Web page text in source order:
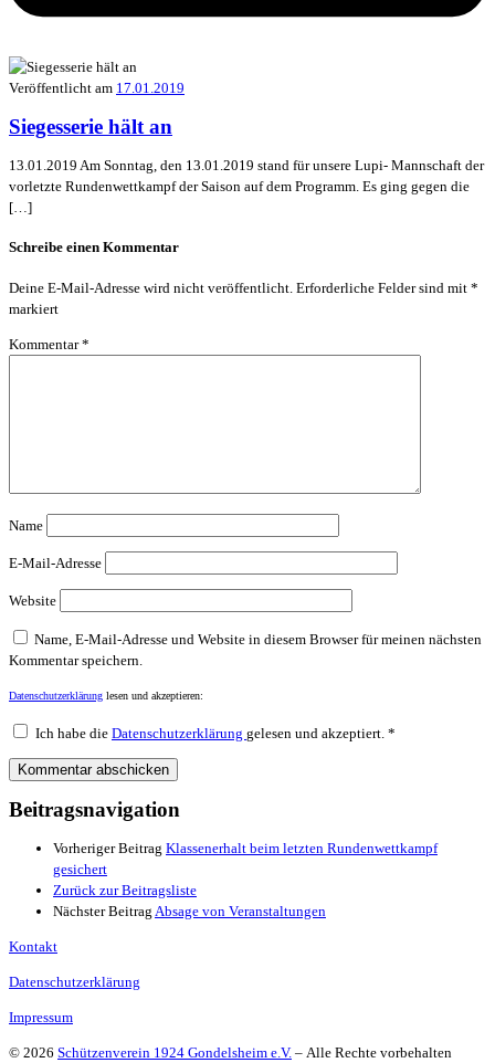
Veröffentlicht am 17.01.2019
Siegesserie hält an
13.01.2019 Am Sonntag, den 13.01.2019 stand für unsere Lupi- Mannschaft der
vorletzte Rundenwettkampf der Saison auf dem Programm. Es ging gegen die
[…]
Schreibe einen Kommentar
Deine E-Mail-Adresse wird nicht veröffentlicht. Erforderliche Felder sind mit *
markiert
Kommentar*
Name
E-Mail-Adresse
Website
Name, E-Mail-Adresse und Website in diesem Browser für meinen nächsten
Kommentar speichern.
Datenschutzerklärung lesen und akzeptieren:
Ich habe die Datenschutzerklärung gelesen und akzeptiert. *
Beitragsnavigation
Vorheriger Beitrag Klassenerhalt beim letzten Rundenwettkampf
gesichert
Zurück zur Beitragsliste
Nächster Beitrag Absage von Veranstaltungen
Kontakt
Datenschutzerklärung
Impressum
© 2026 Schützenverein 1924 Gondelsheim e.V. – Alle Rechte vorbehalten